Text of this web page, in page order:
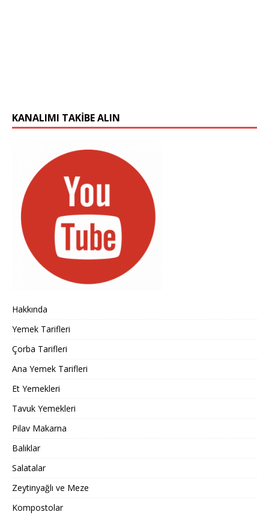
KANALIMI TAKIBE ALIN
Hakkında
Yemek Tarifleri
Çorba Tarifleri
Ana Yemek Tarifleri
Et Yemekleri
Tavuk Yemekleri
Pilav Makarna
Balıklar
Salatalar
Zeytinyağlı ve Meze
Kompostolar